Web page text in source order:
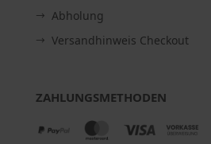
Abholung
Versandhinweis Checkout
ZAHLUNGSMETHODEN